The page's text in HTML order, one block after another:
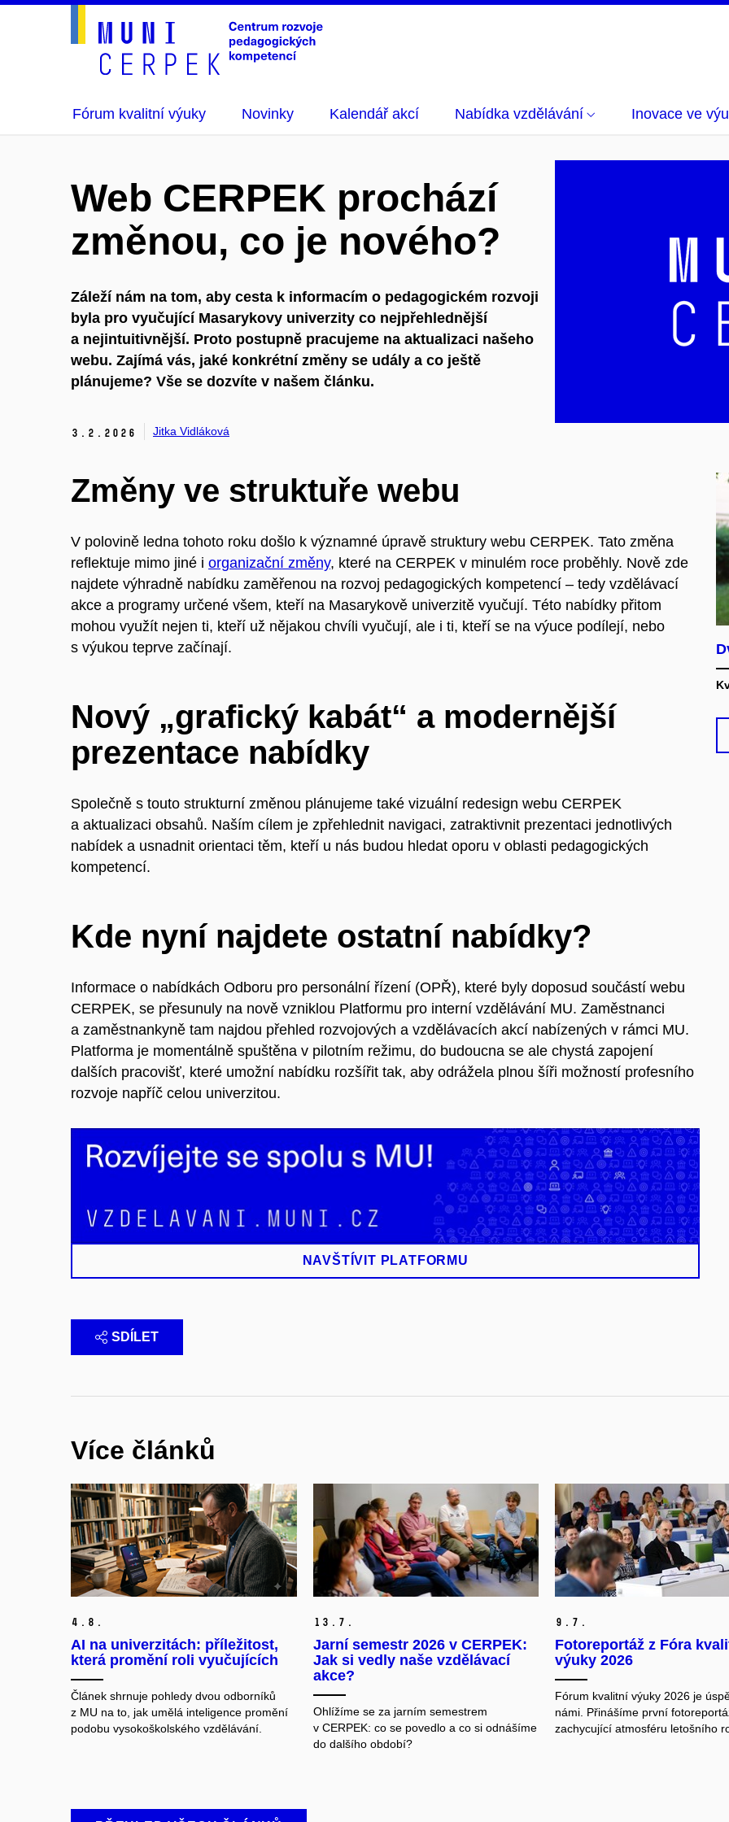
Fórum kvalitní výuky Novinky Kalendář akcí Nabídka vzdělávání Inovace ve
Web CERPEK prochází
změnou, co je nového?
Záleží nám na tom, aby cesta k informacím o pedagogickém rozvoji
byla pro vyučující Masarykovy univerzity co nejpřehlednější
a nejintuitivnější. Proto postupně pracujeme na aktualizaci našeho
webu. Zajímá vás, jaké konkrétní změny se udály a co ještě
plánujeme? Vše se dozvíte v našem článku.
3. 2. 2026 Jitka Vidláková
Změny ve struktuře webu
V polovině ledna tohoto roku došlo k významné úpravě struktury webu CERPEK. Tato změna
reflektuje mimo jiné i organizační změny, které na CERPEK v minulém roce proběhly. Nově zde
najdete výhradně nabídku zaměřenou na rozvoj pedagogických kompetencí – tedy vzdělávací
akce a programy určené všem, kteří na Masarykově univerzitě vyučují. Této nabídky přitom
mohou využít nejen ti, kteří už nějakou chvíli vyučují, ale i ti, kteří se na výuce podílejí, nebo
s výukou teprve začínají.
Nový „grafický kabát“ a modernější
prezentace nabídky
Společně s touto strukturní změnou plánujeme také vizuální redesign webu CERPEK
a aktualizaci obsahů. Naším cílem je zpřehlednit navigaci, zatraktivnit prezentaci jednotlivých
nabídek a usnadnit orientaci těm, kteří u nás budou hledat oporu v oblasti pedagogických
kompetencí.
Kde nyní najdete ostatní nabídky?
Informace o nabídkách Odboru pro personální řízení (OPŘ), které byly doposud součástí webu
CERPEK, se přesunuly na nově vzniklou Platformu pro interní vzdělávání MU. Zaměstnanci
a zaměstnankyně tam najdou přehled rozvojových a vzdělávacích akcí nabízených v rámci MU.
Platforma je momentálně spuštěna v pilotním režimu, do budoucna se ale chystá zapojení
dalších pracovišť, které umožní nabídku rozšířit tak, aby odrážela plnou šíři možností profesního
rozvoje napříč celou univerzitou.
NAVŠTÍVIT PLATFORMU
SDÍLET
Více článků
4. 8.
AI na univerzitách: příležitost,
která promění roli vyučujících
Článek shrnuje pohledy dvou odborníků
z MU na to, jak umělá inteligence promění
podobu vysokoškolského vzdělávání.
13. 7.
Jarní semestr 2026 v CERPEK:
Jak si vedly naše vzdělávací
akce?
Ohlížíme se za jarním semestrem
v CERPEK: co se povedlo a co si odnášíme
do dalšího období?
9. 7.
Fotoreportáž z Fóra
výuky 2026
Fórum kvalitní výuky 2026 je
námi. Přinášíme první
zachycující atmosféru letošního